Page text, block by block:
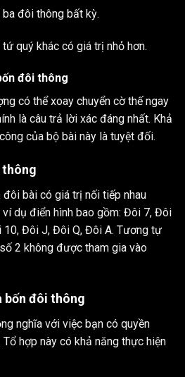
đôi thông bất kỳ.
quý khác có giá trị nhỏ hơn.
đôi thông
có thể xoay chuyển cờ thế ngay
là câu trả lời xác đáng nhất. Khả
của bộ bài này là tuyệt đối.
thông
bài có giá trị nối tiếp nhau
dụ điển hình bao gồm: Đôi 7, Đôi
Đôi J, Đôi Q, Đôi A. Tương tự
2 không được tham gia vào
bốn đôi thông
nghĩa với việc bạn có quyền
hợp này có khả năng thực hiện